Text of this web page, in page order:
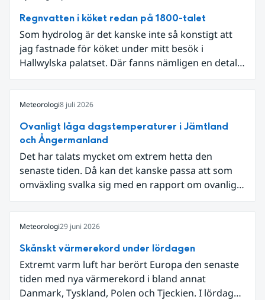
Regnvatten i köket redan på 1800-talet
Som hydrolog är det kanske inte så konstigt att
jag fastnade för köket under mitt besök i
Hallwylska palatset. Där fanns nämligen en detalj
Meteorologi8 juli 2026
Ovanligt låga dagstemperaturer i Jämtland
och Ångermanland
Det har talats mycket om extrem hetta den
senaste tiden. Då kan det kanske passa att som
omväxling svalka sig med en rapport om ovanligt
Meteorologi29 juni 2026
Skånskt värmerekord under lördagen
Extremt varm luft har berört Europa den senaste
tiden med nya värmerekord i bland annat
Danmark, Tyskland, Polen och Tjeckien. I lördags